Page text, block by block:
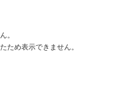
。
ため表示できません。